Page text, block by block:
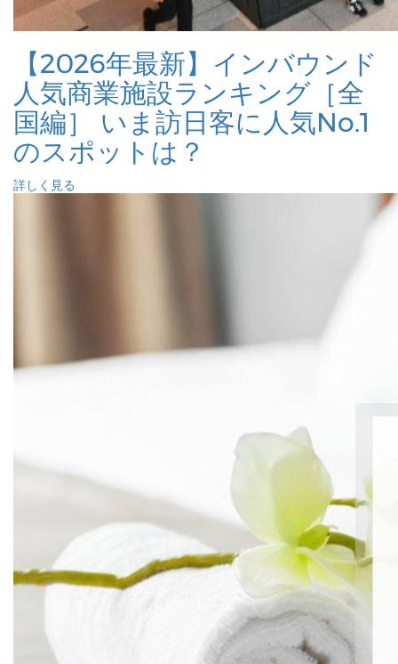
【2026年最新】インバウンド
人気商業施設ランキング［全
国編］ いま訪日客に人気No.1
のスポットは？
詳しく見る